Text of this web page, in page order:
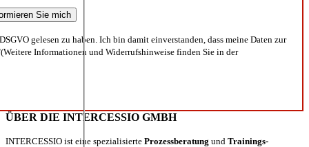
gelesen zu haben. Ich bin damit einverstanden, dass meine Daten zur
Informationen und Widerrufshinweise finden Sie in der
ÜBER DIE INTERCESSIO GMBH
INTERCESSIO ist eine spezialisierte Prozessberatung und Trainings-